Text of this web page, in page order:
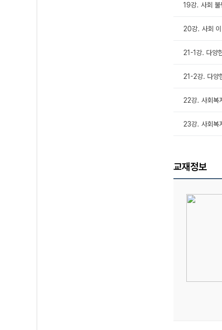
19강. 사회 불
20강. 사회
21-1강. 다양
21-2강. 다양
22강. 사회복
23강. 사회복
교재정보